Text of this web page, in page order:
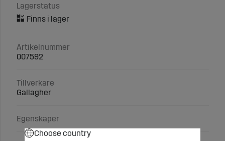
Lagerstatus
Artikelnummer
007592
Tillverkare
Gallagher
Egenskaper
Choose country